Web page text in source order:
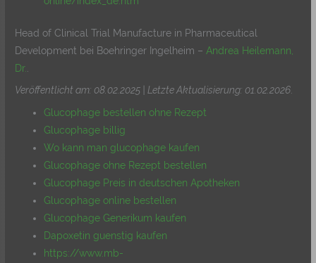
Head of Clinical Trial Manufacture in Pharmaceutical
Development bei Boehringer Ingelheim – Andrea Heilemann,
Dr.
Veröffentlicht am: 08.02.2025 | Letzte Aktualisierung: 01.02.2026.
Glucophage bestellen ohne Rezept
Glucophage billig
Wo kann man glucophage kaufen
Glucophage ohne Rezept bestellen
Glucophage Preis in deutschen Apotheken
Glucophage online bestellen
Glucophage Generikum kaufen
Dapoxetin guenstig kaufen
https://www.mb-